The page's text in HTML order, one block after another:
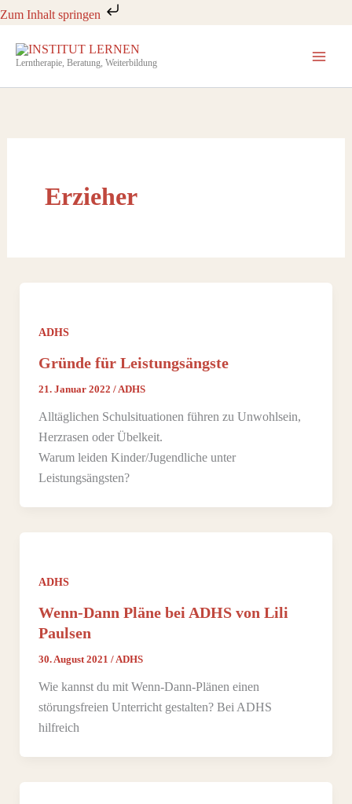
Zum Inhalt springen
Zum
springen
Lerntherapie, Beratung, Weiterbildung
Erzieher
ADHS
Gründe für Leistungsängste
21. Januar 2022 / ADHS
Alltäglichen Schulsituationen führen zu Unwohlsein,
Herzrasen oder Übelkeit.
Warum leiden Kinder/Jugendliche unter
Leistungsängsten?
ADHS
Wenn-Dann Pläne bei ADHS von Lili
Paulsen
30. August 2021 / ADHS
Wie kannst du mit Wenn-Dann-Plänen einen
störungsfreien Unterricht gestalten? Bei ADHS
hilfreich